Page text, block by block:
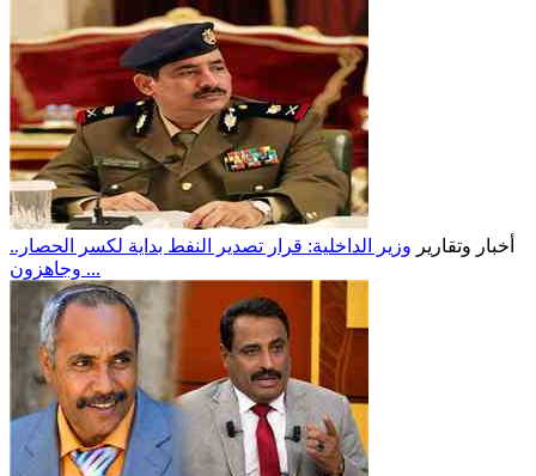
أخبار وتقارير وزير الداخلية: قرار تصدير النفط بداية لكسر الحصار..
وجاهزون ...